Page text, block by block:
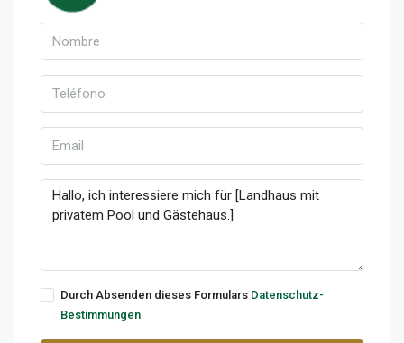
Durch Absenden dieses Formulars Datenschutz-
Bestimmungen